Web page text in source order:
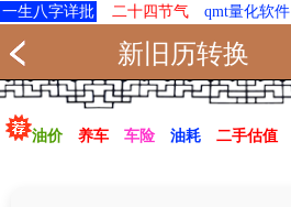
一生八字详批 二十四节气 qmt量化软件
新旧历转换
油价 养车 车险 油耗 二手估值